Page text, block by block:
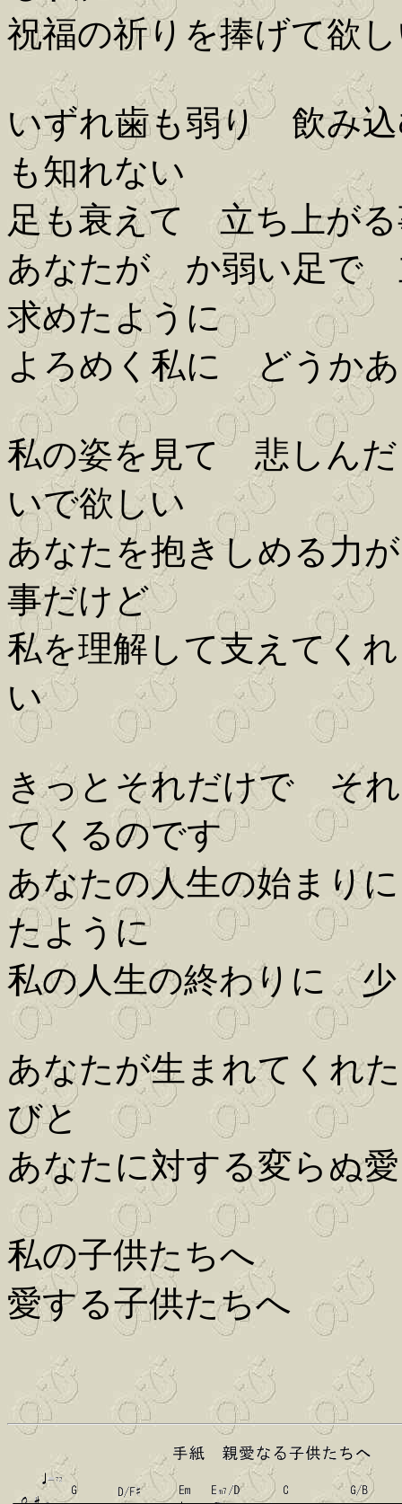
祝福の祈りを捧げて欲
いずれ歯も弱り 飲み
も知れない
足も衰えて 立ち上が
あなたが か弱い足で
求めたように
よろめく私に どうか
私の姿を見て 悲しん
いで欲しい
あなたを抱きしめる
事だけど
私を理解して支えてく
い
きっとそれだけで そ
てくるのです
あなたの人生の始ま
たように
私の人生の終わりに 少
あなたが生まれてくれ
びと
あなたに対する変らぬ
私の子供たちへ
愛する子供たちへ